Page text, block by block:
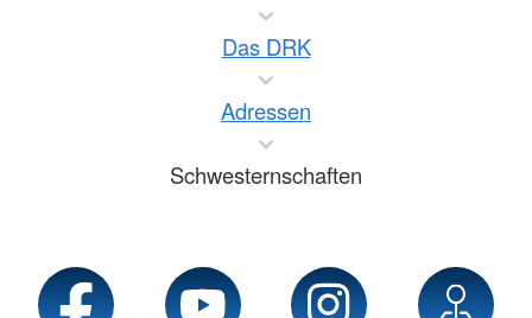
Das DRK
Adressen
Schwesternschaften